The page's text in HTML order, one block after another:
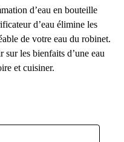
d’eau en bouteille
d’eau élimine les
de votre eau du robinet.
les bienfaits d’une eau
et cuisiner.